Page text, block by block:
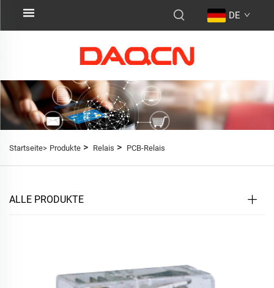
DE
Startseite> Produkte > Relais > PCB-Relais
ALLE PRODUKTE